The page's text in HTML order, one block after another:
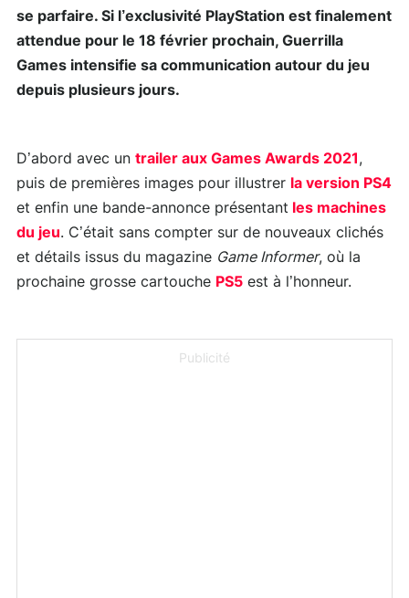
se parfaire. Si l’exclusivité PlayStation est finalement
attendue pour le 18 février prochain, Guerrilla
Games intensifie sa communication autour du jeu
depuis plusieurs jours.
D’abord avec un trailer aux Games Awards 2021,
puis de premières images pour illustrer la version PS4
et enfin une bande-annonce présentant les machines
du jeu. C’était sans compter sur de nouveaux clichés
et détails issus du magazine Game Informer, où la
prochaine grosse cartouche PS5 est à l’honneur.
Publicité